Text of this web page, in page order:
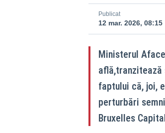
Publicat
12 mar. 2026, 08:15
Ministerul
află,tranzitează
faptului că, joi,
perturbări
Bruxelles